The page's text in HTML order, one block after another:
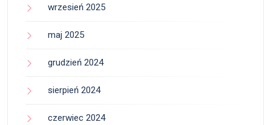
wrzesień 2025
maj 2025
grudzień 2024
sierpień 2024
czerwiec 2024